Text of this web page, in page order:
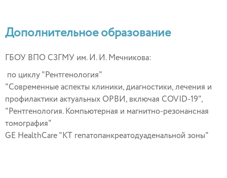
Дополнительное образование
ГБОУ ВПО СЗГМУ им. И. И. Мечникова:
по циклу "Рентгенология"
"Современные аспекты клиники, диагностики, лечения и
профилактики актуальных ОРВИ, включая COVID-19",
"Рентгенология. Компьютерная и магнитно-резонансная
томография"
GE HealthCare "КТ гепатопанкреатодуаденальной зоны"